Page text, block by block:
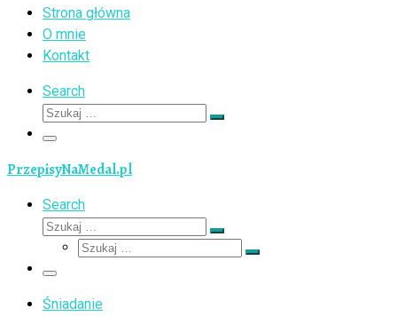
Strona główna
O mnie
Kontakt
Search
Szukaj
Szukaj
Menu
PrzepisyNaMedal.pl
Search
Szukaj
Szukaj
Szukaj
Szukaj
Menu
Śniadanie